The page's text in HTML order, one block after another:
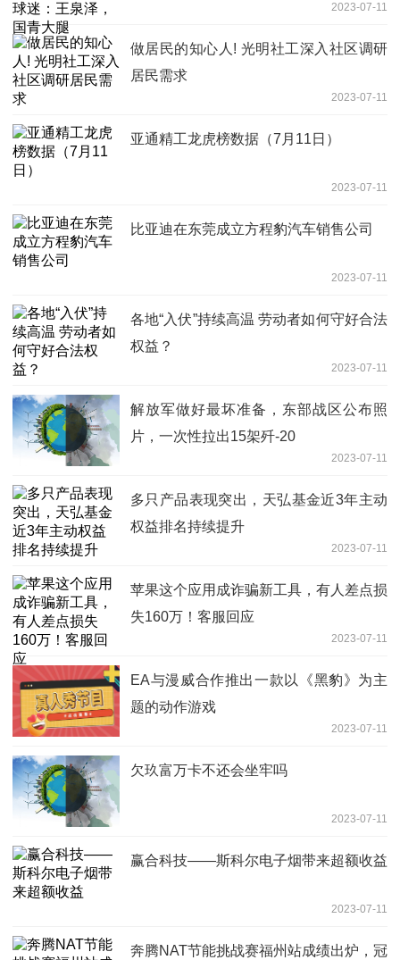
2023-07-11
做居民的知心人! 光明社工深入社区调研
居民需求
2023-07-11
亚通精工龙虎榜数据（7月11日）
2023-07-11
比亚迪在东莞成立方程豹汽车销售公司
2023-07-11
各地“入伏”持续高温 劳动者如何守好合法
权益？
2023-07-11
解放军做好最坏准备，东部战区公布照
片，一次性拉出15架歼-20
2023-07-11
多只产品表现突出，天弘基金近3年主动
权益排名持续提升
2023-07-11
苹果这个应用成诈骗新工具，有人差点损
失160万！客服回应
2023-07-11
EA与漫威合作推出一款以《黑豹》为主
题的动作游戏
2023-07-11
欠玖富万卡不还会坐牢吗
2023-07-11
赢合科技——斯科尔电子烟带来超额收益
2023-07-11
奔腾NAT节能挑战赛福州站成绩出炉，冠